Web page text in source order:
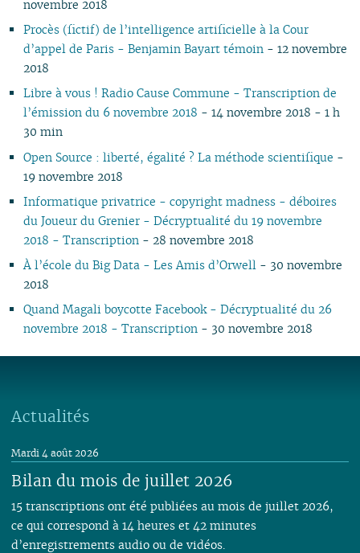
01
novembre 2018
Procès (fictif) de l’intelligence artificielle à la Cour
d’appel de Paris - Benjamin Bayart témoin- 12 novembre
2018
Libre à vous ! Radio Cause Commune - Transcription de
l’émission du 6 novembre 2018 - 14 novembre 2018 - 1 h
30 min
Open Source : liberté, égalité ? La méthode scientifique -
19 novembre 2018
Informatique privatrice - copyright madness - déboires
du Joueur du Grenier - Décryptualité du 19 novembre
2018 - Transcription - 28 novembre 2018
À l’école du Big Data - Les Amis d’Orwell- 30 novembre
2018
Quand Magali boycotte Facebook - Décryptualité du 26
novembre 2018 - Transcription- 30 novembre 2018
Actualités
Bilan du mois de juillet 2026
Mardi 4 août 2026
15 transcriptions ont été publiées au mois de juillet 2026,
ce qui correspond à 14 heures et 42 minutes
d’enregistrements audio ou de vidéos.